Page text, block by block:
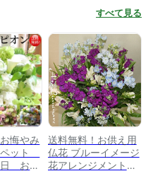
すべて見る
悔やみ
ット
日 お供
送料無料！お供え用
仏花 ブルーイメージ
花アレンジメントを